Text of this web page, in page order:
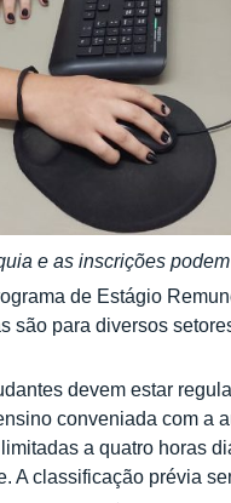
e as inscrições
de Estágio
são para diversos
devem estar
conveniada com a
a quatro horas
A classificação prévia